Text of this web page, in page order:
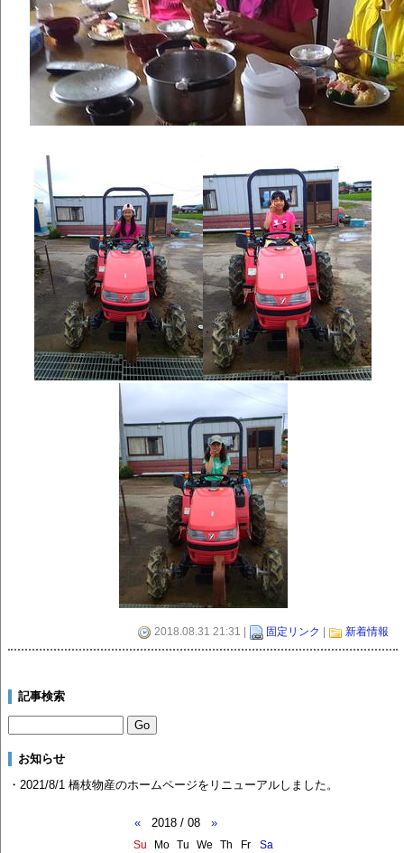
2018.08.31 21:31 | 固定リンク | 新着情報
記事検索
お知らせ
・2021/8/1 橋枝物産のホームページをリニューアルしました。
« 2018 / 08 »
Su Mo Tu We Th Fr Sa